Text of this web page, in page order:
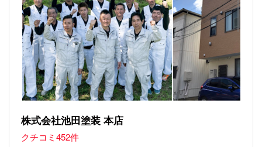
株式会社池田塗装 本店
クチコミ452件